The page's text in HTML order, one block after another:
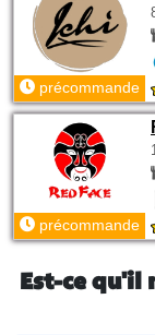
précommande
précommande
Est-ce qu'il